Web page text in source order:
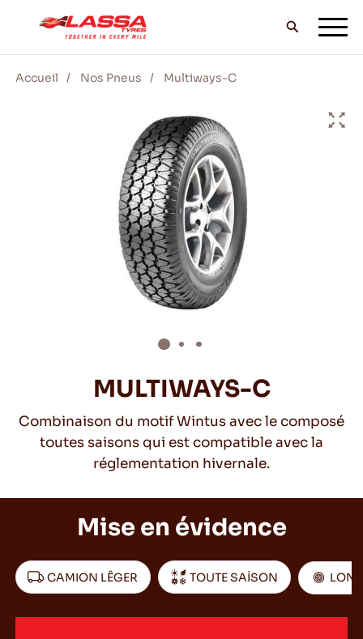
TOUS LES PNEUS LASSA
TROUVER UN DISTRIBUTEUR
BLOG & VIDEOS
ALLEZ AVEC LASSA!
FR
Conseils pour conduire dans la neige
Accueil Nos Pneus Multiways-C
MULTIWAYS-C
Combinaison du motif Wintus avec le composé
toutes saisons qui est compatible avec la
réglementation hivernale.
Mise en évidence
CAMION LÊGER TOUTE SAİSON